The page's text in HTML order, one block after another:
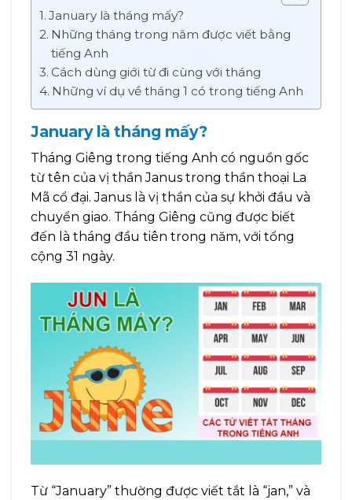
January là tháng mấy?
Những tháng trong năm được viết bằng
tiếng Anh
Cách dùng giới từ đi cùng với tháng
Những ví dụ về tháng 1 có trong tiếng Anh
January là tháng mấy?
Tháng Giêng trong tiếng Anh có nguồn gốc
từ tên của vị thần Janus trong thần thoại La
Mã cổ đại. Janus là vị thần của sự khởi đầu và
chuyển giao. Tháng Giêng cũng được biết
đến là tháng đầu tiên trong năm, với tổng
cộng 31 ngày.
Từ “January” thường được viết tắt là “jan,” và